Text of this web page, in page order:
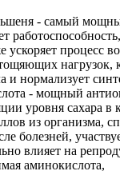
- самый
ускоряет процесс
нагрузок,
и нормализует
- мощный
уровня сахара
из организма,
болезней,
влияет на
аминокислота,